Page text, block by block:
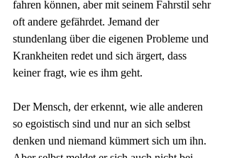
fahren können, aber mit seinem Fahrstil sehr
oft andere gefährdet. Jemand der
stundenlang über die eigenen Probleme und
Krankheiten redet und sich ärgert, dass
keiner fragt, wie es ihm geht.
Der Mensch, der erkennt, wie alle anderen
so egoistisch sind und nur an sich selbst
denken und niemand kümmert sich um ihn.